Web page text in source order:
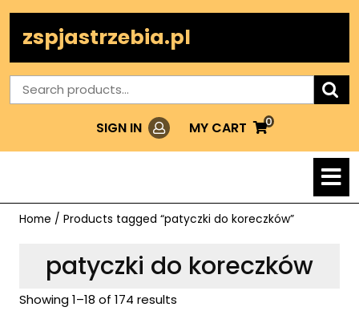
contentzspjastrzebia.pl
Search
for:
SIGN IN LoginMY CART
MY
0
Home / Products tagged “patyczki do koreczków”
patyczki do koreczków
Showing 1–18 of 174 results